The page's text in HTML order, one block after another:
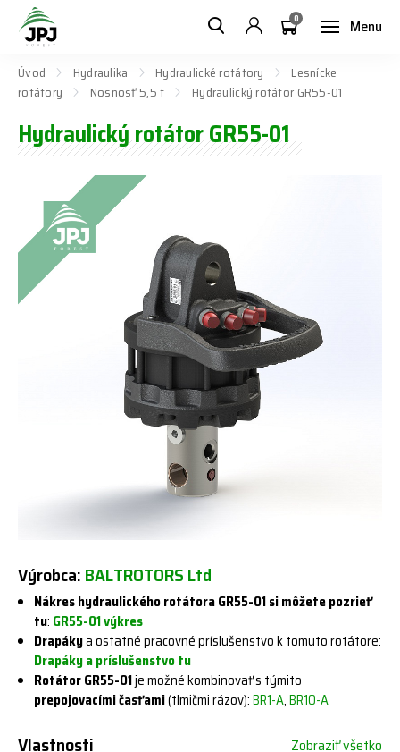
Menu
0
Úvod Hydraulika Hydraulické rotátory
Lesnícke
rotátory
Nosnosť 5,5 t Hydraulický rotátor GR55-01
Hydraulický rotátor GR55-01
Výrobca:BALTROTORS Ltd
Nákres hydraulického rotátora GR55-01 si môžete pozrieť
tu: GR55-01 výkres
Drapákya ostatné pracovné príslušenstvo k tomuto rotátore:
Drapáky a príslušenstvo tu
Rotátor GR55-01je možné kombinovať s týmito
prepojovacími časťami(tlmičmi rázov):BR1-A,BR10-A
Vlastnosti Zobraziť všetko